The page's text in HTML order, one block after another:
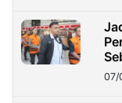
07/